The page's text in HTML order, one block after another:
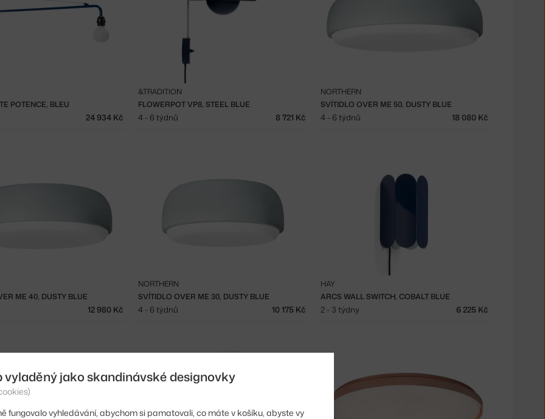
POTENCE, BLEU
24 934 Kč
FLOWERPOT VP8, STEEL BLUE
&TRADITION
4 - 6 týdnů 8 721 Kč
SVÍTIDLO OVER ME 50, DUSTY BLUE
NORTHERN
4 - 6 týdnů 18 080 Kč
ME 40, DUSTY BLUE
12 980 Kč
SVÍTIDLO OVER ME 30, DUSTY BLUE
NORTHERN
4 - 6 týdnů 10 175 Kč
ARCS WALL SWITCH, COBALT BLUE
HAY
2 - 3 týdny 6 225 Kč
vyladěný jako skandinávské designovky
fungovalo vyhledávání, abychom si pamatovali, co máte v košíku, abyste vy